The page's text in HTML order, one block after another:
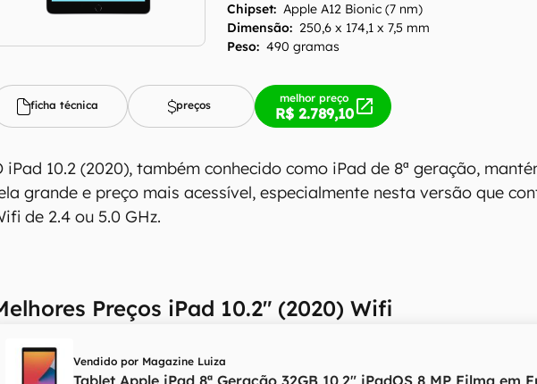
Chipset: Apple A12 Bionic (7 nm)
Dimensão: 250,6 x 174,1 x 7,5 mm
Peso: 490 gramas
ficha técnica preços
melhor preço
R$ 2.789,10
iPad 10.2 (2020), também conhecido como iPad de 8ª geração,
grande e preço mais acessível, especialmente nesta versão que
de 2.4 ou 5.0 GHz.
Preços iPad 10.2" (2020) Wifi
Vendido por Magazine Luiza
Tablet Apple iPad 8ª Geração 32GB 10,2" iPadOS 8 MP Filma em